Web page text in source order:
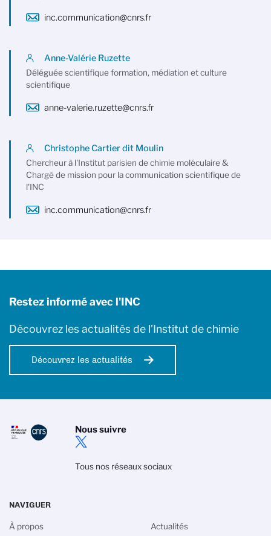
inc.communication@cnrs.fr
Anne-Valérie Ruzette
Déléguée scientifique formation, médiation et culture
scientifique
anne-valerie.ruzette@cnrs.fr
Christophe Cartier dit Moulin
Chercheur à l'Institut parisien de chimie moléculaire &
Chargé de mission pour la communication scientifique de
l'INC
inc.communication@cnrs.fr
Restez informé avec l'INC
Découvrez les actualités de l’Institut de chimie
Découvrez les actualités
Nous suivre
Tous nos réseaux sociaux
NAVIGUER
À propos Actualités